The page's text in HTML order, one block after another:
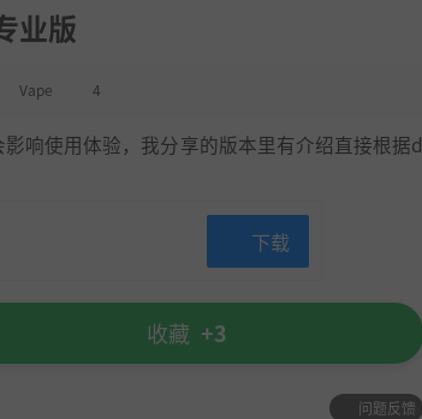
业版
Vape 4
响使用体验，我分享的版本里有介绍直接根据d
下载
收藏 +3
问题反馈